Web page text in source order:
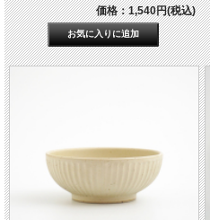
価格：1,540円(税込)